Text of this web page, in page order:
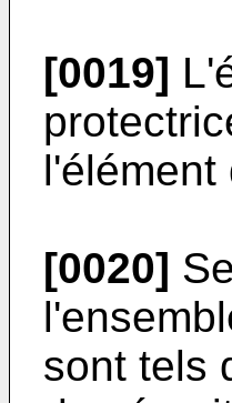
[0019]
l'élément
[0020]
sont tels